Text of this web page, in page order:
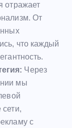
отражает
От
что каждый
Через
мы
с